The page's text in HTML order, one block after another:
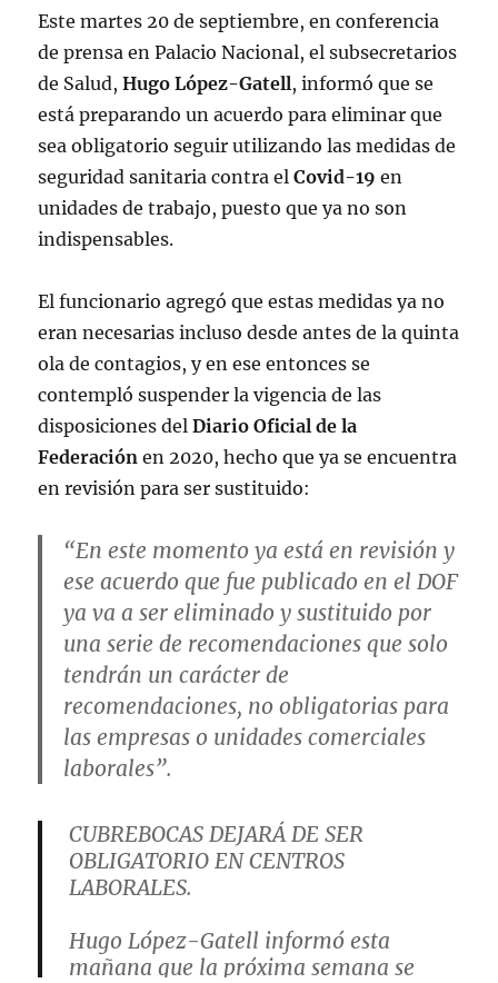
Este martes 20 de septiembre, en conferencia
de prensa en Palacio Nacional, el subsecretarios
de Salud,Hugo López-Gatell, informó que se
está preparando un acuerdo para eliminar que
sea obligatorio seguir utilizando las medidas de
seguridad sanitaria contra elCovid-19 en
unidades de trabajo, puesto que ya no son
indispensables.
El funcionario agregó que estas medidas ya no
eran necesarias incluso desde antes de la quinta
ola de contagios, y en ese entonces se
contempló suspender la vigencia de las
disposiciones delDiario Oficial de la
Federaciónen 2020, hecho que ya se encuentra
en revisión para ser sustituido:
“En este momento ya está en revisión y
ese acuerdo que fue publicado en el DOF
ya va a ser eliminado y sustituido por
una serie de recomendaciones que solo
tendrán un carácter de
recomendaciones, no obligatorias para
las empresas o unidades comerciales
laborales”.
CUBREBOCAS DEJARÁ DE SER
OBLIGATORIO EN CENTROS
LABORALES.
Hugo López-Gatell informó esta
mañana que la próxima semana se